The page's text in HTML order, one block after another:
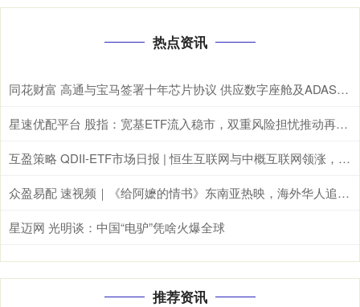
热点资讯
同花财富 高通与宝马签署十年芯片协议 供应数字座舱及ADAS计算芯片
星速优配平台 股指：宽基ETF流入稳市，双重风险担忧推动再平衡
互盈策略 QDII-ETF市场日报 | 恒生互联网与中概互联网领涨，德国与日经ETF重挫
众盈易配 速视频｜《给阿嬷的情书》东南亚热映，海外华人追寻乡土情怀
星迈网 光明谈：中国“电驴”凭啥火爆全球
推荐资讯